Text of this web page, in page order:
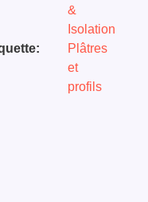
&
Isolation
Plâtres
et
profils